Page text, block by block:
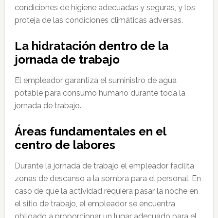
condiciones de higiene adecuadas y seguras, y los
proteja de las condiciones climáticas adversas.
La hidratación dentro de la
jornada de trabajo
El empleador garantiza el suministro de agua
potable para consumo humano durante toda la
jornada de trabajo.
Áreas fundamentales en el
centro de labores
Durante la jornada de trabajo el empleador facilita
zonas de descanso a la sombra para el personal. En
caso de que la actividad requiera pasar la noche en
el sitio de trabajo, el empleador se encuentra